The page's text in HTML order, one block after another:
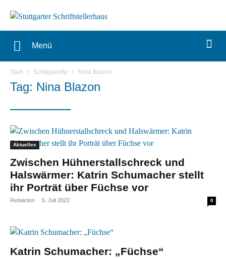
Menü
Start Schlagworte Nina Blazon
Tag: Nina Blazon
Aktuelles
Zwischen Hühnerstallschreck und
Halswärmer: Katrin Schumacher stellt
ihr Porträt über Füchse vor
Redaktion - 5. Juli 2022 0
Katrin Schumacher: „Füchse“